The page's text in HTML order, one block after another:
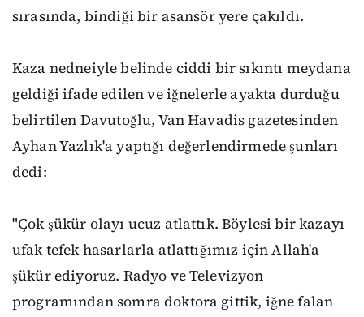
sırasında, bindiği bir asansör yere çakıldı.
Kaza nedneiyle belinde ciddi bir sıkıntı meydana
geldiği ifade edilen ve iğnelerle ayakta durduğu
belirtilen Davutoğlu, Van Havadis gazetesinden
Ayhan Yazlık'a yaptığı değerlendirmede şunları
dedi:
"Çok şükür olayı ucuz atlattık. Böylesi bir kazayı
ufak tefek hasarlarla atlattığımız için Allah'a
şükür ediyoruz. Radyo ve Televizyon
programından somra doktora gittik, iğne falan